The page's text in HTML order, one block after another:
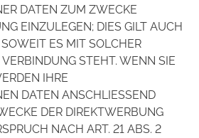
DATEN ZUM ZWECKE
EINZULEGEN; DIES GILT AUCH
ES MIT SOLCHER
STEHT. WENN SIE
IHRE
DATEN ANSCHLIESSEND
DER DIREKTWERBUNG
NACH ART. 21 ABS. 2